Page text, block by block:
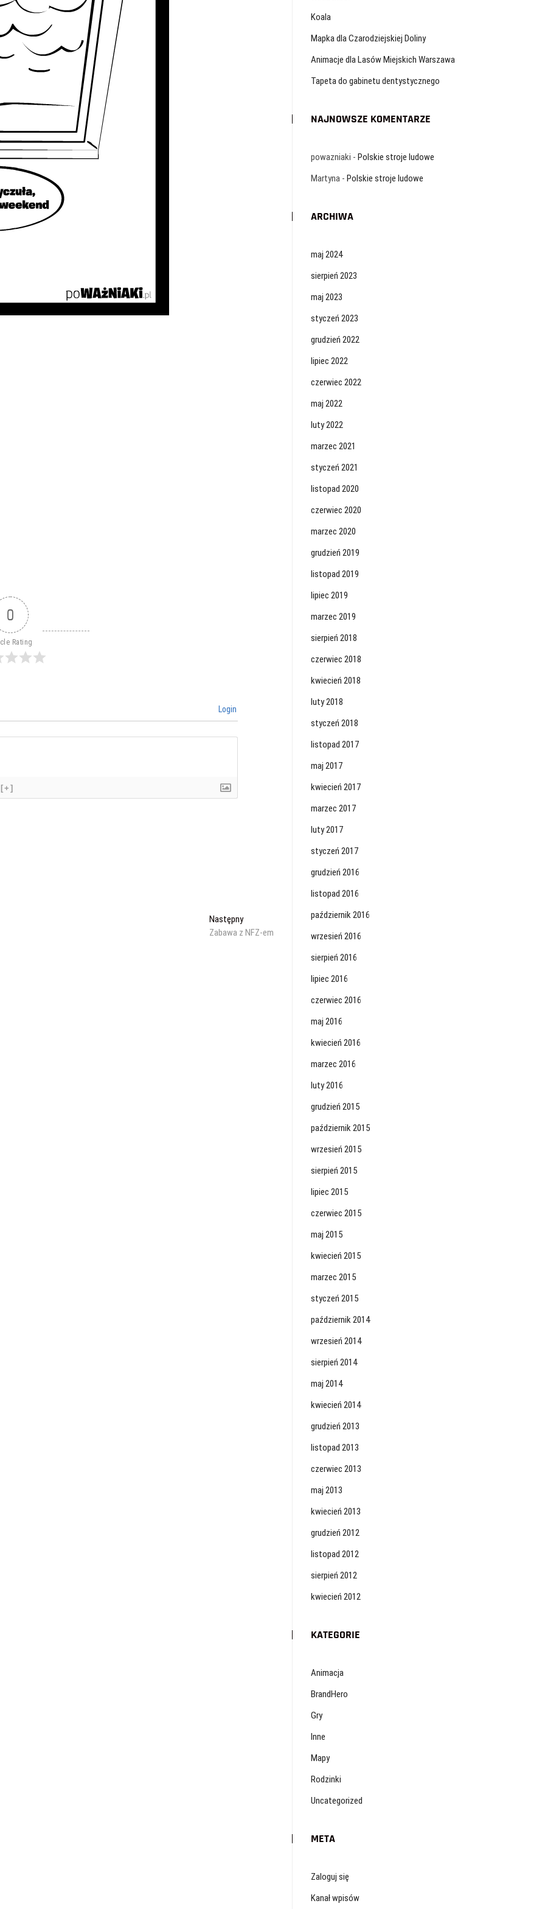
0
Rating
Login
[+]
NastępnyNastępny
wpis:
Zabawa z NFZ-em
Koala
Mapka dla Czarodziejskiej Doliny
Animacje dla Lasów Miejskich Warszawa
Tapeta do gabinetu dentystycznego
NAJNOWSZE KOMENTARZE
powazniaki - Polskie stroje ludowe
Martyna - Polskie stroje ludowe
ARCHIWA
maj 2024
sierpień 2023
maj 2023
styczeń 2023
grudzień 2022
lipiec 2022
czerwiec 2022
maj 2022
luty 2022
marzec 2021
styczeń 2021
listopad 2020
czerwiec 2020
marzec 2020
grudzień 2019
listopad 2019
lipiec 2019
marzec 2019
sierpień 2018
czerwiec 2018
kwiecień 2018
luty 2018
styczeń 2018
listopad 2017
maj 2017
kwiecień 2017
marzec 2017
luty 2017
styczeń 2017
grudzień 2016
listopad 2016
październik 2016
wrzesień 2016
sierpień 2016
lipiec 2016
czerwiec 2016
maj 2016
kwiecień 2016
marzec 2016
luty 2016
grudzień 2015
październik 2015
wrzesień 2015
sierpień 2015
lipiec 2015
czerwiec 2015
maj 2015
kwiecień 2015
marzec 2015
styczeń 2015
październik 2014
wrzesień 2014
sierpień 2014
maj 2014
kwiecień 2014
grudzień 2013
listopad 2013
czerwiec 2013
maj 2013
kwiecień 2013
grudzień 2012
listopad 2012
sierpień 2012
kwiecień 2012
KATEGORIE
Animacja
BrandHero
Gry
Inne
Mapy
Rodzinki
Uncategorized
META
Zaloguj się
Kanał wpisów